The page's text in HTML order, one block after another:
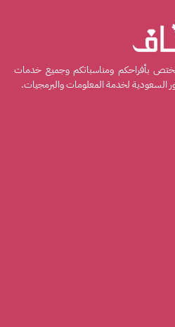
بأفراحكم ومناسباتكم وجميع خدمات
السعودية لخدمة المعلومات والبرمجيات.